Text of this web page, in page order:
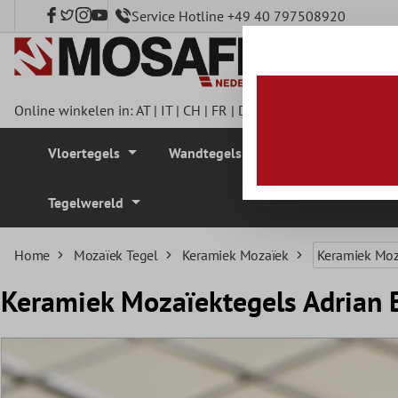
hoofdinhoud Service Hotline +49 40 797508920
Online winkelen in:AT| IT| CH | FR | DE
Vloertegels Wandtegels
Tegelwereld
Home Mozaïek Tegel Keramiek Mozaïek Keramiek
Keramiek Mozaïektegels Adrian